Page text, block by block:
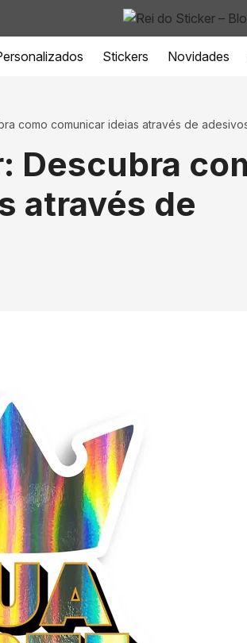
Stickers Novidades
como comunicar ideias através de
Descubra
através de